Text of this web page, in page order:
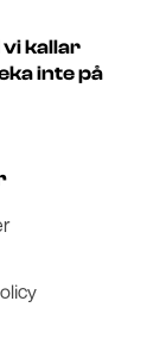
vi kallar
inte på